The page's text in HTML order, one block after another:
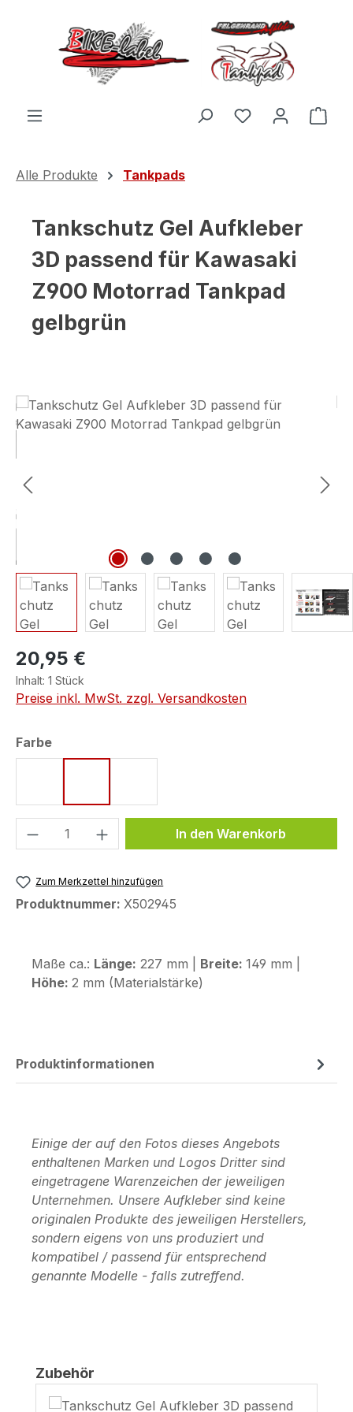
Zum Hauptinhalt springen
Du hast 0
Alle Produkte Tankpads
Tankschutz Gel Aufkleber
3D passend für Kawasaki
Z900 Motorrad Tankpad
gelbgrün
Bildergalerie überspringen
20,95 €
Inhalt: 1 Stück
Preise inkl. MwSt. zzgl. Versandkosten
Farbeauswählen
Produkt Anzahl: Gib denIn den Warenkorb
Zum Merkzettel hinzufügen
Produktnummer: X502945
Maße ca.: Länge: 227 mm | Breite: 149 mm |
Höhe: 2 mm (Materialstärke)
Produktinformationen
Einige der auf den Fotos dieses Angebots
enthaltenen Marken und Logos Dritter sind
eingetragene Warenzeichen der jeweiligen
Unternehmen. Unsere Aufkleber sind keine
originalen Produkte des jeweiligen Herstellers,
sondern eigens von uns produziert und
kompatibel / passend für entsprechend
genannte Modelle - falls zutreffend.
Produktgalerie überspringen
Zubehör